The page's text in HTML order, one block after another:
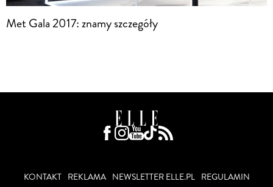
Met Gala 2017: znamy szczegóły
KONTAKT REKLAMA NEWSLETTER ELLE.PL
REGULAMIN